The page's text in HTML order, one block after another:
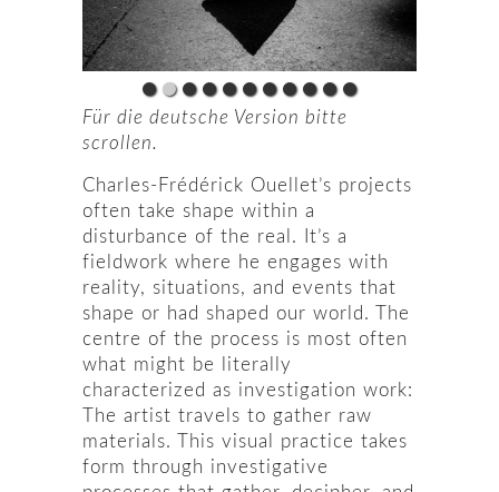
Für die deutsche Version bitte
scrollen.
Charles-Frédérick Ouellet’s projects
often take shape within a
disturbance of the real. It’s a
fieldwork where he engages with
reality, situations, and events that
shape or had shaped our world. The
centre of the process is most often
what might be literally
characterized as investigation work:
The artist travels to gather raw
materials. This visual practice takes
form through investigative